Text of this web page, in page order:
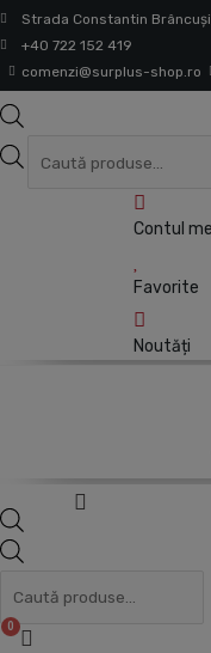
Skip
to
content
Strada Constantin
+40 722 152 419
comenzi@surplus-shop.ro
Contul
Favorite
Noutăți
0